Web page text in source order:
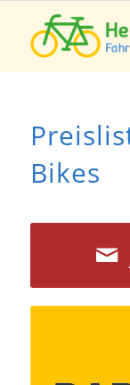
Bikes